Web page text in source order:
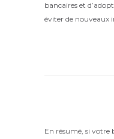
bancaires et
éviter de nouveaux
En résumé, si votre